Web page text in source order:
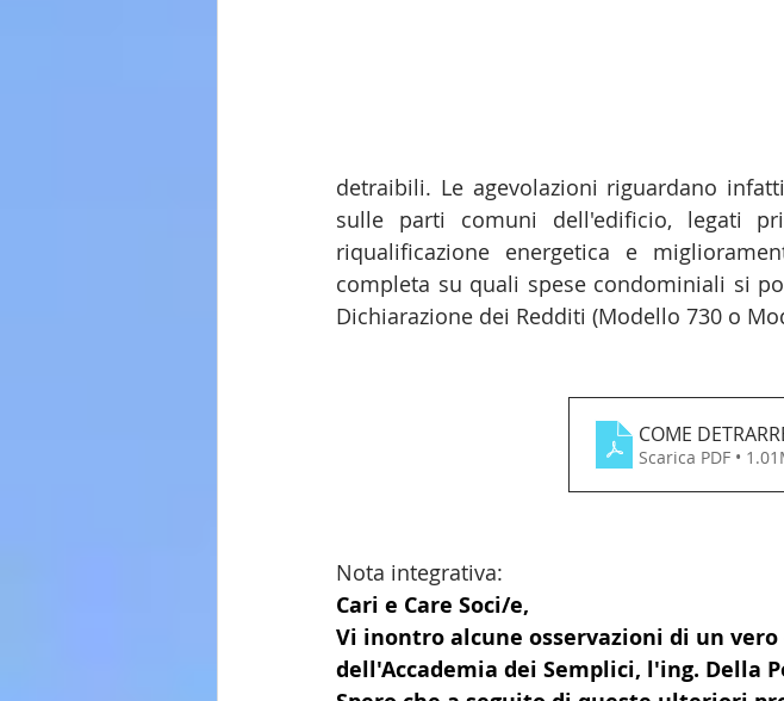
detraibili. Le agevolazioni riguardano
sulle parti comuni dell'edificio, legati
riqualificazione energetica e
completa su quali spese condominiali si
Dichiarazione dei Redditi (Modello 730 o
COME
Scarica PDF •
Nota integrativa:
Cari e Care Soci/e,
Vi inontro alcune osservazioni di un
dell'Accademia dei Semplici, l'ing. Della